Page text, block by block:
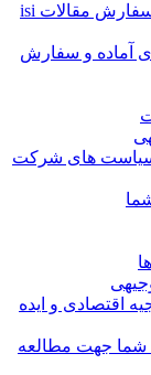
مخزن عناوین مقالات علمی و پژوهشی، سفارش مقالات isi
آماده و سفارش
سیاست های شرکت
اقتصادی و ایده
شما جهت مطالعه